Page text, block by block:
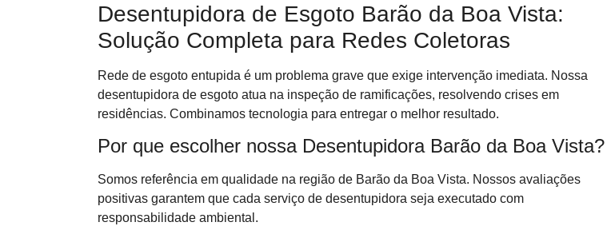
Desentupidora de Esgoto Barão da Boa Vista:
Solução Completa para Redes Coletoras
Rede de esgoto entupida é um problema grave que exige intervenção imediata. Nossa
desentupidora de esgoto atua na inspeção de ramificações, resolvendo crises em
residências. Combinamos tecnologia para entregar o melhor resultado.
Por que escolher nossa Desentupidora Barão da Boa Vista?
Somos referência em qualidade na região de Barão da Boa Vista. Nossos avaliações
positivas garantem que cada serviço de desentupidora seja executado com
responsabilidade ambiental.